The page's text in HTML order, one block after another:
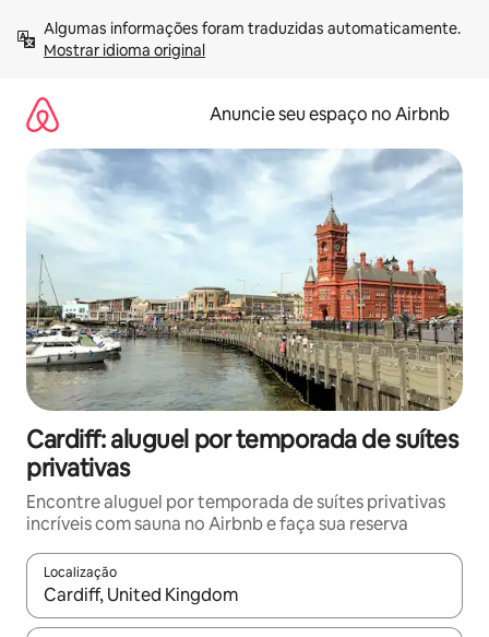
para
Mostrar idioma original
Anuncie seu espaço no Airbnb
Cardiff: aluguel por temporada de suítes
privativas
Encontre aluguel por temporada de suítes privativas
incríveis com sauna no Airbnb e faça sua reserva
Localização
Quando os resultados estiverem disponíveis, explore-os